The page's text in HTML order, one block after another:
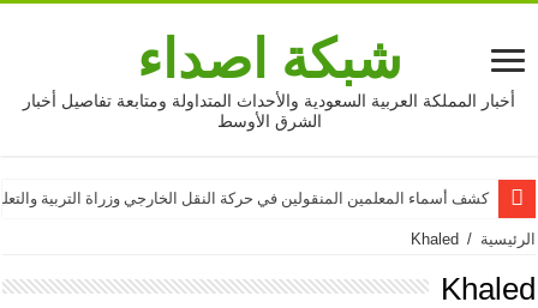
شبكة اصداء
أخبار المملكة العربية السعودية والأحداث المتداولة ومتابعة تفاصيل أخبار
الشرق الأوسط
كشف أسماء المعلمين المنقولين في حركة النقل الخارجي وزراة التربية والتعليم
ممدوح الشمري يرد على محمد سال عبر سناب شات
الرئيسية /
Khaled
Khaled